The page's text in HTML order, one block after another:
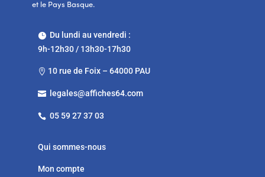
et le Pays Basque.
Du lundi au vendredi :
9h-12h30 / 13h30-17h30
 10 rue de Foix – 64000 PAU
 legales@affiches64.com
 05 59 27 37 03
Qui sommes-nous
Mon compte